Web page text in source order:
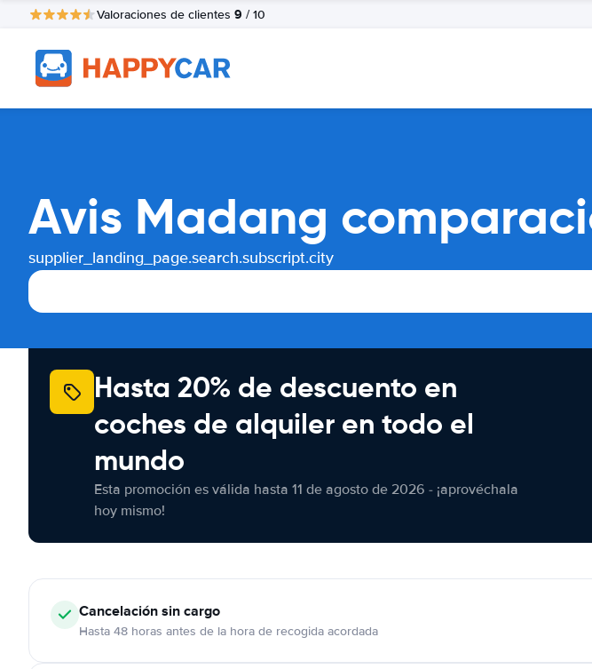
Valoraciones de clientes 9 / 10
Avis Madang
supplier_landing_page.search.subscript.city
Hasta 20% de descuento en
coches de alquiler en todo el
mundo
Esta promoción es válida hasta 11 de agosto de 2026 - ¡aprovéchala
hoy mismo!
Cancelaciónsin cargo
Hasta 48 horas antes de la hora de recogida acordada